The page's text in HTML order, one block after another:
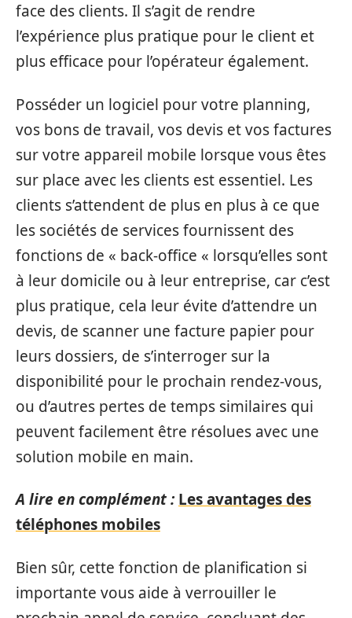
face des clients. Il s’agit de rendre
l’expérience plus pratique pour le client et
plus efficace pour l’opérateur également.
Posséder un logiciel pour votre planning,
vos bons de travail, vos devis et vos factures
sur votre appareil mobile lorsque vous êtes
sur place avec les clients est essentiel. Les
clients s’attendent de plus en plus à ce que
les sociétés de services fournissent des
fonctions de « back-office « lorsqu’elles sont
à leur domicile ou à leur entreprise, car c’est
plus pratique, cela leur évite d’attendre un
devis, de scanner une facture papier pour
leurs dossiers, de s’interroger sur la
disponibilité pour le prochain rendez-vous,
ou d’autres pertes de temps similaires qui
peuvent facilement être résolues avec une
solution mobile en main.
A lire en complément : Les avantages des
téléphones mobiles
Bien sûr, cette fonction de planification si
importante vous aide à verrouiller le